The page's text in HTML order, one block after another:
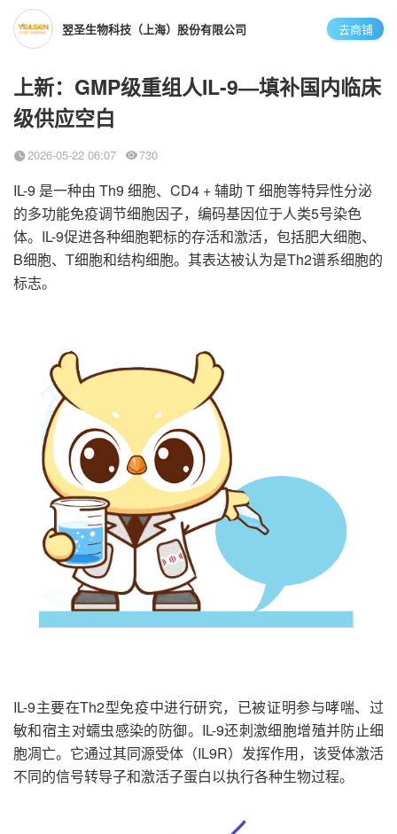
翌圣生物科技（上海）股份有限公司 去商铺
上新：GMP级重组人IL-9—填补国内临床
级供应空白
2026-05-22 06:07 730
IL-9 是一种由 Th9 细胞、CD4 + 辅助 T 细胞等特异性分泌
的多功能免疫调节细胞因子，编码基因位于人类5号染色
体。IL-9促进各种细胞靶标的存活和激活，包括肥大细胞、
B细胞、T细胞和结构细胞。其表达被认为是Th2谱系细胞的
标志。
IL-9主要在Th2型免疫中进行研究，已被证明参与哮喘、过
敏和宿主对蠕虫感染的防御。IL-9还刺激细胞增殖并防止细
胞凋亡。它通过其同源受体（IL9R）发挥作用，该受体激活
不同的信号转导子和激活子蛋白以执行各种生物过程。